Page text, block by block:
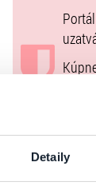
Detaily
Zmena
Vstupenky
možnosťou
Portál